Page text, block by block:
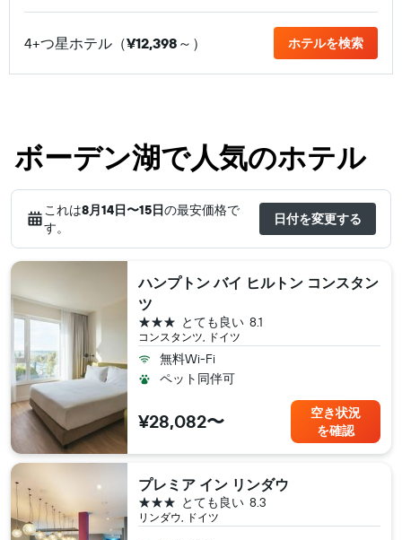
4+つ星ホテル（¥12,398 ​～） ホテルを検索
ボーデン湖で人気のホテル
これは8月14日​〜15日の最安価格で
す。
日付を変更する
ハンプトン バイ ヒルトン コンスタン
ツ
コンスタンツ, ドイツ
8.1
とても良い
3つ星
無料Wi-Fi
ペット同伴可
¥28,082〜
空き状況
を確認
プレミア イン リンダウ
リンダウ, ドイツ
8.3
とても良い
3つ星